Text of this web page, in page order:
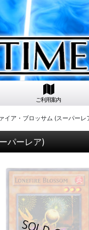
ご利用案内
ア・ブロッサム (スーパーレ
パーレア)